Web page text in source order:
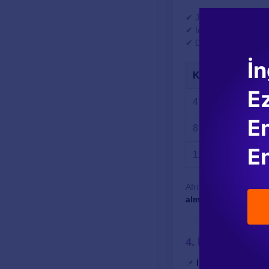
✔ Johannesburg ve
✔ İngilizce, Güney
✔ Doğal güzellikleri
Kurs Süresi
4 Hafta
8 Hafta
12 Hafta
Afrika'nın en büyük
almak isteyenler
4. İrlanda
📌 İrlanda,